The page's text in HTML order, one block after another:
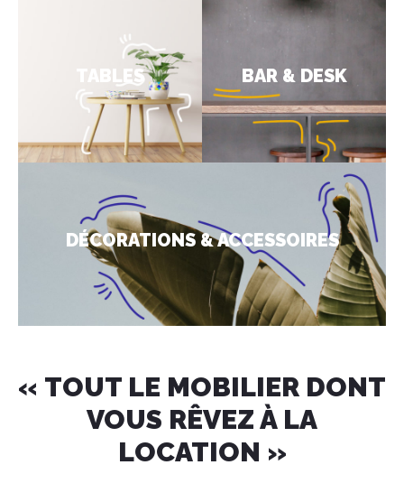
TABLES BAR & DESK
DÉCORATIONS & ACCESSOIRES
« TOUT LE MOBILIER DONT
VOUS RÊVEZ À LA
LOCATION »